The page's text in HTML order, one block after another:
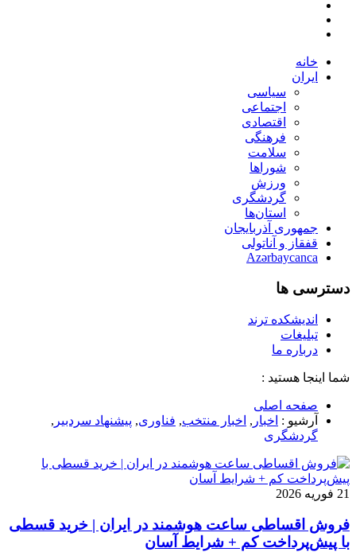
خانه
ایران
سیاسی
اجتماعی
اقتصادی
فرهنگی
سلامت
شوراها
ورزش
گردشگری
استان‌ها
جمهوری آذربایجان
قفقاز و آناتولی
Azərbaycanca
دسترسی ها
اندیشکده ترند
تبلیغات
درباره ما
شما اینجا هستید :
صفحه اصلی
آرشیو : اخبار , اخبار منتخب, فناوری, پيشنهاد سردبير ,
گردشگری
21 فوریه 2026
فروش اقساطی ساعت هوشمند در ایران | خرید قسطی
با پیش‌پرداخت کم + شرایط آسان